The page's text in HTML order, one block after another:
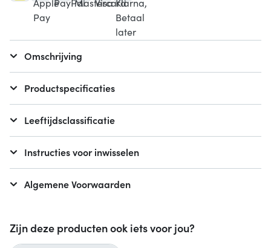
Zijn deze producten ook iets voor jou?
Omschrijving
Productspecificaties
Leeftijdsclassificatie
Instructies voor inwisselen
Algemene Voorwaarden